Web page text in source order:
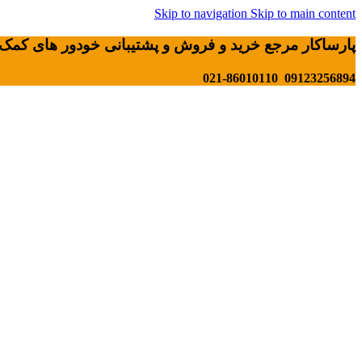
Skip to navigation Skip to main content
پارساکار مرجع خرید و فروش و پشتیبانی خودور های کمک
09123256894 021-86010110